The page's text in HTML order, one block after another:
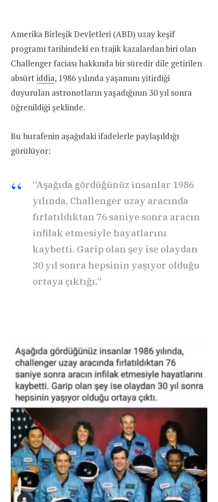
Amerika Birleşik Devletleri (ABD) uzay keşif
programı tarihindeki en trajik kazalardan biri olan
Challenger faciası hakkında bir süredir dile getirilen
absürtiddia, 1986 yılında yaşamını yitirdiği
duyurulan astronotların yaşadığının 30 yıl sonra
öğrenildiği şeklinde.
Bu hurafenin aşağıdaki ifadelerle paylaşıldığı
görülüyor:
“Aşağıda gördüğünüz insanlar 1986
yılında, Challenger uzay aracında
fırlatıldıktan 76 saniye sonra aracın
infilak etmesiyle hayatlarını
kaybetti. Garip olan şey ise olaydan
30 yıl sonra hepsinin yaşıyor olduğu
ortaya çıktığı.”